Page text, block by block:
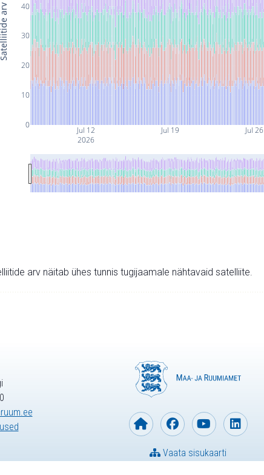
Jul 12
2026
Jul 19 Jul 26
0
10
20
30
40
Satelliitide arv
arv näitab ühes tunnis tugijaamale nähtavaid satelliite.
Vaata sisukaarti